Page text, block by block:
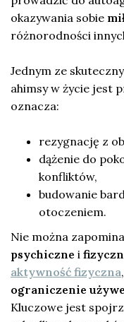
okazywania sobie
różnorodności
Jednym ze
ahimsy w życie jest
oznacza:
rezygnację z
dążenie do
konfliktów,
budowanie
otoczeniem.
Nie można
psychiczne i
aktywność fizyczna,
ograniczenie
Kluczowe jest